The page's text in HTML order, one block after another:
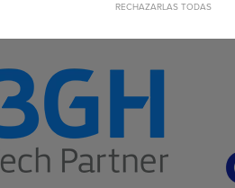
RECHAZARLAS TODAS